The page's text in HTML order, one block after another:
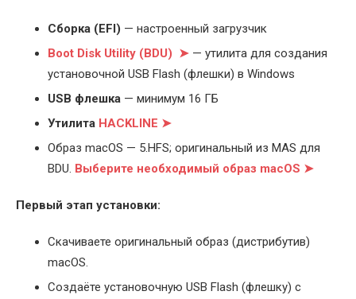
Cборка (EFI) — настроенный загрузчик
Boot Disk Utility (BDU) ➤ — утилита для создания
установочной USB Flash (флешки) в Windows
USB флешка — минимум 16 ГБ
Утилита HACKLINE ➤
Образ macOS — 5.HFS; оригинальный из MAS для
BDU. Выберите необходимый образ macOS ➤
Первый этап установки:
Скачиваете оригинальный образ (дистрибутив)
macOS.
Создаёте установочную USB Flash (флешку) с